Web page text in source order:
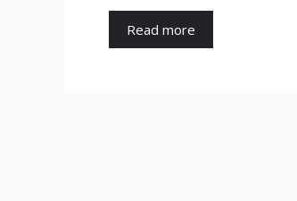
Read more